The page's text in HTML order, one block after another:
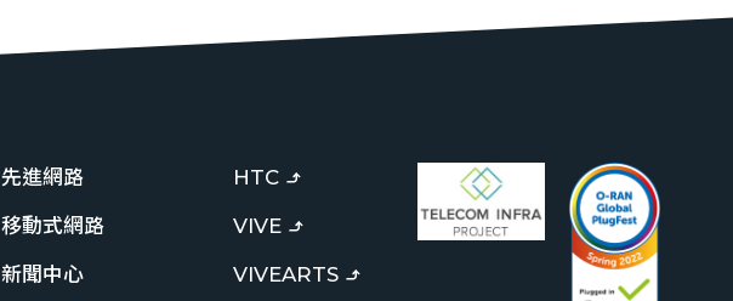
先進網路
移動式網路
新聞中心
HTC
VIVE
VIVEARTS